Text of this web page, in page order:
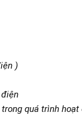
)
điện
quá trình hoạt